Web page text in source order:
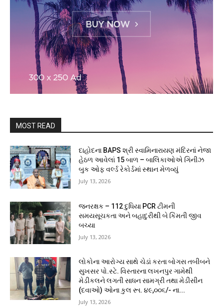
MOST READ
દાહોદના BAPS શ્રી સ્વામિનારાયણ મંદિરનાં નેજા
હેઠળ આવેલાં 15 બાળ – બાલિકાઓએ ગિનીઝ
બુક ઓફ વર્લ્ડ રેકોર્ડમાં સ્થાન મેળવ્યું
July 13, 2026
જનરક્ષક – 112 દુધિયા PCR ટીમની
સમયસૂચકતા અને બહાદુરીથી બે કિંમતી જીવ
બચ્યા
July 13, 2026
લોકોના આરોગ્ય સાથે ચેડાં કરતા બોગસ તબીબને
સુખસર પો.સ્ટે. વિસ્તારના લખનપુર ગામેથી
મેડીકલને લગતી સાધન સામગ્રી તથા મેડીસીન
(દવાઓ) ઓના કુલ રૂા. ૪૯,૦૦૬/- ના...
July 13, 2026